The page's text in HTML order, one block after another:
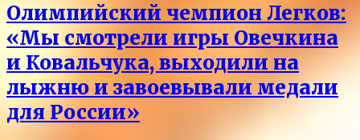
Олимпийский чемпион Легков:
«Мы смотрели игры Овечкина
и Ковальчука, выходили на
лыжню и завоевывали медали
для России»